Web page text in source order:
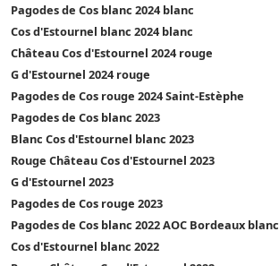
Pagodes de Cos blanc 2024 blanc
Cos d'Estournel blanc 2024 blanc
Château Cos d'Estournel 2024 rouge
G d'Estournel 2024 rouge
Pagodes de Cos rouge 2024 Saint-Estèphe
Pagodes de Cos blanc 2023
Blanc Cos d'Estournel blanc 2023
Rouge Château Cos d'Estournel 2023
G d'Estournel 2023
Pagodes de Cos rouge 2023
Pagodes de Cos blanc 2022 AOC Bordeaux blanc
Cos d'Estournel blanc 2022